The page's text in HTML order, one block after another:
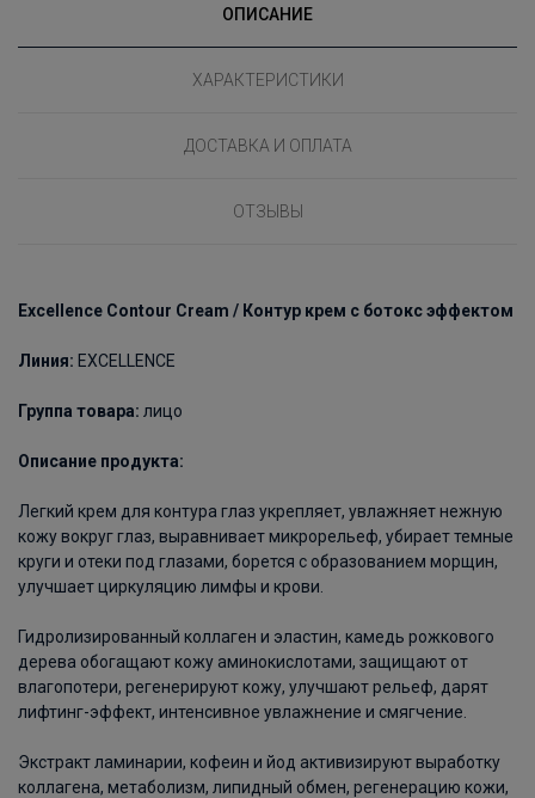
ОПИСАНИЕ
ХАРАКТЕРИСТИКИ
ДОСТАВКА И ОПЛАТА
ОТЗЫВЫ
Excellence Contour Cream / Контур крем с ботокс эффектом
Линия: EXCELLENCE
Группа товара: лицо
Описание продукта:
Легкий крем для контура глаз укрепляет, увлажняет нежную
кожу вокруг глаз, выравнивает микрорельеф, убирает темные
круги и отеки под глазами, борется с образованием морщин,
улучшает циркуляцию лимфы и крови.
Гидролизированный коллаген и эластин, камедь рожкового
дерева обогащают кожу аминокислотами, защищают от
влагопотери, регенерируют кожу, улучшают рельеф, дарят
лифтинг-эффект, интенсивное увлажнение и смягчение.
Экстракт ламинарии, кофеин и йод активизируют выработку
коллагена, метаболизм, липидный обмен, регенерацию кожи,